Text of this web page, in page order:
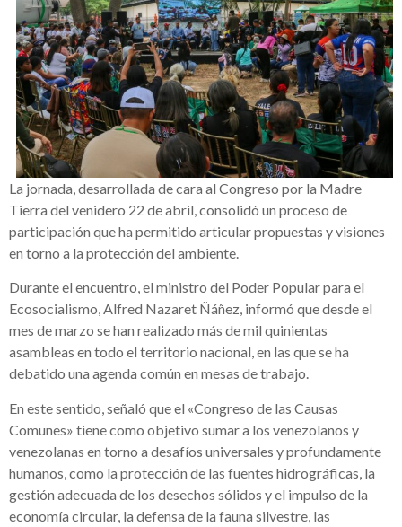
La jornada, desarrollada de cara al Congreso por la Madre
Tierra del venidero 22 de abril, consolidó un proceso de
participación que ha permitido articular propuestas y visiones
en torno a la protección del ambiente.
Durante el encuentro, el ministro del Poder Popular para el
Ecosocialismo, Alfred Nazaret Ñáñez, informó que desde el
mes de marzo se han realizado más de mil quinientas
asambleas en todo el territorio nacional, en las que se ha
debatido una agenda común en mesas de trabajo.
En este sentido, señaló que el «Congreso de las Causas
Comunes» tiene como objetivo sumar a los venezolanos y
venezolanas en torno a desafíos universales y profundamente
humanos, como la protección de las fuentes hidrográficas, la
gestión adecuada de los desechos sólidos y el impulso de la
economía circular, la defensa de la fauna silvestre, las